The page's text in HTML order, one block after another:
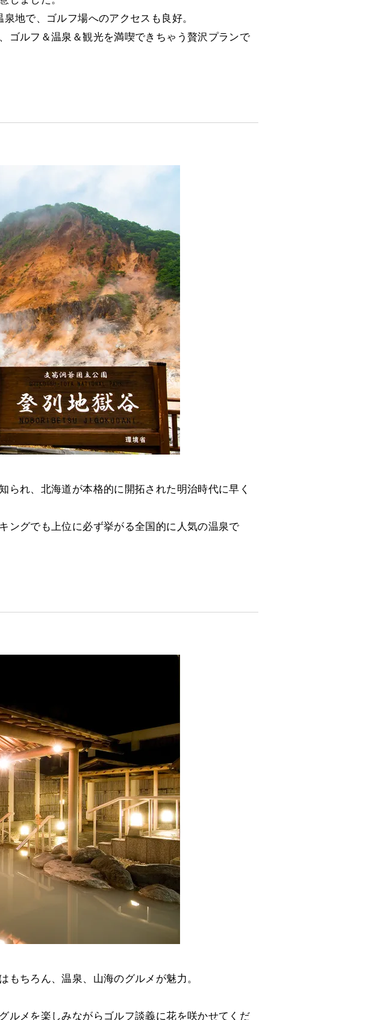
地で、ゴルフ場へのアクセスも良好。
ゴルフ＆温泉＆観光を満喫できちゃう贅沢プランで
れ、北海道が本格的に開拓された明治時代に早く
ングでも上位に必ず挙がる全国的に人気の温泉で
ちろん、温泉、山海のグルメが魅力。
ルメを楽しみながらゴルフ談義に花を咲かせてくだ